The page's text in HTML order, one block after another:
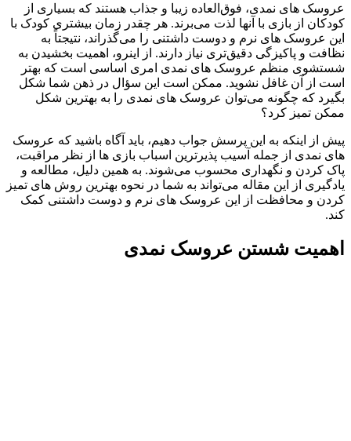
عروسک‌ های نمدی، فوق‌العاده زیبا و جذاب هستند که بسیاری از
کودکان از بازی با آنها لذت می‌برند. هر چقدر زمان بیشتری کودک با
این عروسک‌ های نرم و دوست‌ داشتنی را می‌گذراند، نتیجتاً به
نظافت و پاکیزگی دقیق‌تری نیاز دارند. از اینرو، اهمیت‌ بخشیدن به
شستشوی منظم عروسک‌ های نمدی امری اساسی است که بهتر
است از آن غافل نشوید. ممکن است این سؤال در ذهن شما شکل
بگیرد که چگونه می‌توان عروسک‌ های نمدی را به بهترین شکل
ممکن تمیز کرد؟
پیش از اینکه به این پرسش جواب دهیم، باید آگاه باشید که عروسک‌
های نمدی از جمله آسیب‌ پذیرترین اسباب‌ بازی‌ ها از نظر مراقبت،
پاک‌ کردن و نگهداری محسوب می‌شوند. به همین دلیل، مطالعه و
یادگیری از این مقاله می‌تواند به شما در نحوه بهترین روش‌ های تمیز
کردن و محافظت از این عروسک‌ های نرم و دوست‌ داشتنی کمک
کند.
اهمیت شستن عروسک نمدی